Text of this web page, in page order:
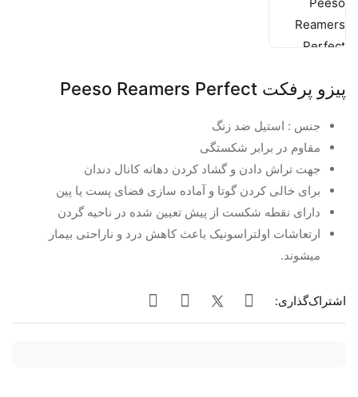
پیزو پرفکت Peeso Reamers Perfect
جنس : استیل ضد زنگ
مقاوم در برابر شکستگی
جهت تراش دادن و گشاد کردن دهانه کانال دندان
برای خالی کردن گوتا و آماده سازی فضای پست یا پین
دارای نقطه شکست از پیش تعیین شده در ناحیه گردن
ارتعاشات اولتراسونیک باعث کاهش درد و ناراحتی بیمار
میشوند.
اشتراک‌گذاری: